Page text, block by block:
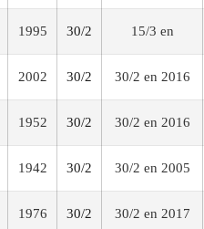
1995 30/2 15/3 en
2002 30/2 30/2 en 2016
1952 30/2 30/2 en 2016
1942 30/2 30/2 en 2005
1976 30/2 30/2 en 2017